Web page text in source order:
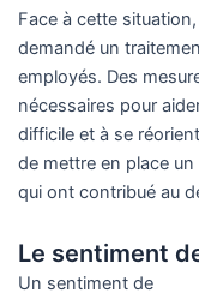
Face à cette
demandé un
employés. Des
nécessaires pour
difficile et à se
de mettre en place
qui ont contribué au
Le sentiment
Un sentiment de